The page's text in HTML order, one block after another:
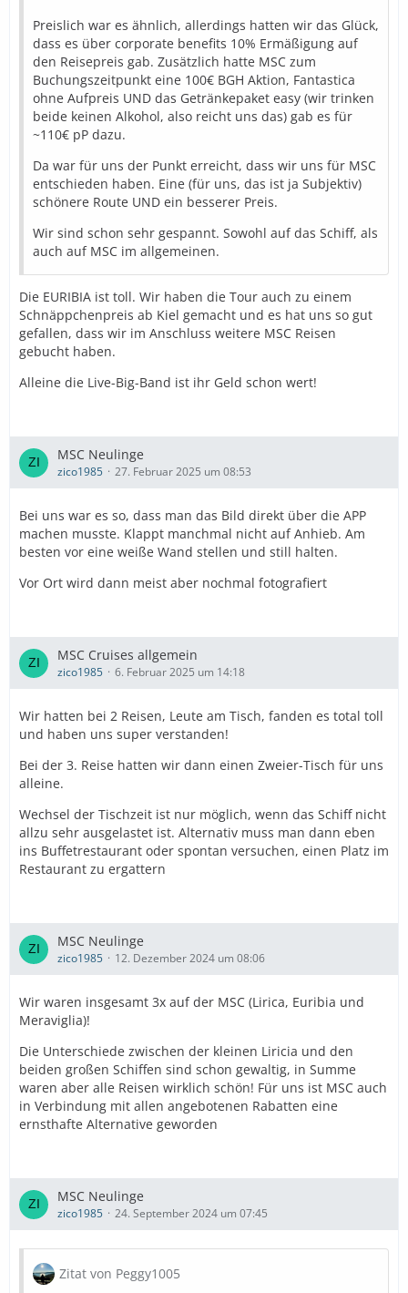
Preislich war es ähnlich, allerdings hatten wir das Glück,
dass es über corporate benefits 10% Ermäßigung auf
den Reisepreis gab. Zusätzlich hatte MSC zum
Buchungszeitpunkt eine 100€ BGH Aktion, Fantastica
ohne Aufpreis UND das Getränkepaket easy (wir trinken
beide keinen Alkohol, also reicht uns das) gab es für
~110€ pP dazu.
Da war für uns der Punkt erreicht, dass wir uns für MSC
entschieden haben. Eine (für uns, das ist ja Subjektiv)
schönere Route UND ein besserer Preis.
Wir sind schon sehr gespannt. Sowohl auf das Schiff, als
auch auf MSC im allgemeinen.
Die EURIBIA ist toll. Wir haben die Tour auch zu einem
Schnäppchenpreis ab Kiel gemacht und es hat uns so gut
gefallen, dass wir im Anschluss weitere MSC Reisen
gebucht haben.
Alleine die Live-Big-Band ist ihr Geld schon wert!
MSC Neulinge
zico1985 27. Februar 2025 um 08:53
Bei uns war es so, dass man das Bild direkt über die APP
machen musste. Klappt manchmal nicht auf Anhieb. Am
besten vor eine weiße Wand stellen und still halten.
Vor Ort wird dann meist aber nochmal fotografiert
MSC Cruises allgemein
zico1985 6. Februar 2025 um 14:18
Wir hatten bei 2 Reisen, Leute am Tisch, fanden es total toll
und haben uns super verstanden!
Bei der 3. Reise hatten wir dann einen Zweier-Tisch für uns
alleine.
Wechsel der Tischzeit ist nur möglich, wenn das Schiff nicht
allzu sehr ausgelastet ist. Alternativ muss man dann eben
ins Buffetrestaurant oder spontan versuchen, einen Platz im
Restaurant zu ergattern
MSC Neulinge
zico1985 12. Dezember 2024 um 08:06
Wir waren insgesamt 3x auf der MSC (Lirica, Euribia und
Meraviglia)!
Die Unterschiede zwischen der kleinen Liricia und den
beiden großen Schiffen sind schon gewaltig, in Summe
waren aber alle Reisen wirklich schön! Für uns ist MSC auch
in Verbindung mit allen angebotenen Rabatten eine
ernsthafte Alternative geworden
MSC Neulinge
zico1985 24. September 2024 um 07:45
Zitat von Peggy1005